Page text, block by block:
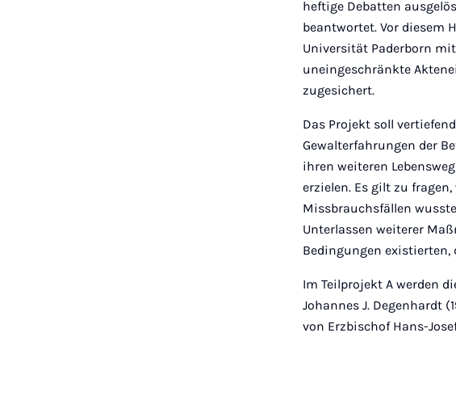
heftige Debatten
beantwortet. Vor diesem
Universität Paderborn
uneingeschränkte
zugesichert.
Das Projekt soll
Gewalterfahrungen der
ihren weiteren
erzielen. Es gilt zu
Missbrauchsfällen
Unterlassen weiterer
Bedingungen
Im Teilprojekt A werden
Johannes J. Degenhardt
von Erzbischof Hans-